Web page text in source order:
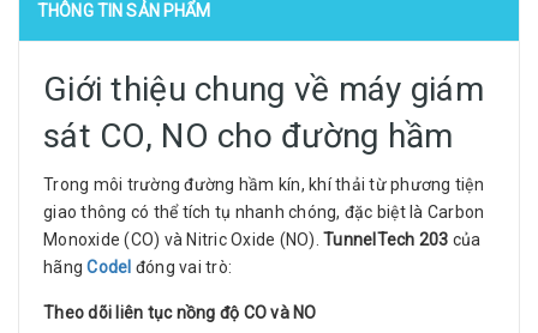
THÔNG TIN SẢN PHẨM
Giới thiệu chung về máy giám
sát CO, NO cho đường hầm
Trong môi trường đường hầm kín, khí thải từ phương tiện
giao thông có thể tích tụ nhanh chóng, đặc biệt là Carbon
Monoxide (CO) và Nitric Oxide (NO). TunnelTech 203 của
hãngCodel đóng vai trò:
Theo dõi liên tục nồng độ CO và NO